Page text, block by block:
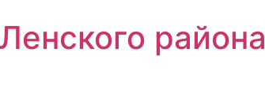
района